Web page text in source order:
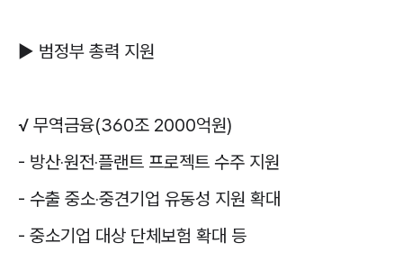
▶ 범정부 총력 지원
√ 무역금융(360조 2000억원)
- 방산‧원전‧플랜트 프로젝트 수주 지원
- 수출 중소‧중견기업 유동성 지원 확대
- 중소기업 대상 단체보험 확대 등